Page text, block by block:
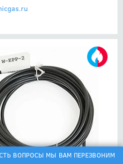
ВОПРОСЫ МЫ ВАМ ПЕРЕЗВОНИМ